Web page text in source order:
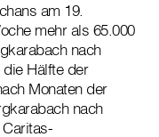
am 19.
mehr als 65.000
nach
Hälfte der
Monaten der
nach